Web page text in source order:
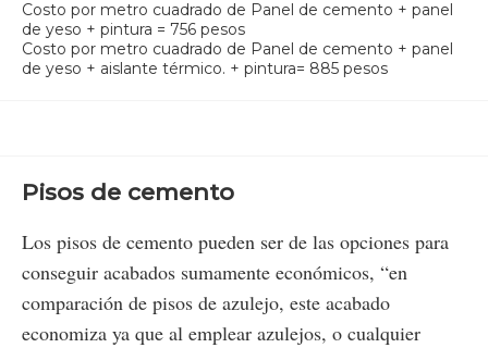
Costo por metro cuadrado de Panel de cemento + panel
de yeso + pintura = 756 pesos
Costo por metro cuadrado de Panel de cemento + panel
de yeso + aislante térmico. + pintura= 885 pesos
Pisos de cemento
Los pisos de cemento pueden ser de las opciones para
conseguir acabados sumamente económicos, “en
comparación de pisos de azulejo, este acabado
economiza ya que al emplear azulejos, o cualquier